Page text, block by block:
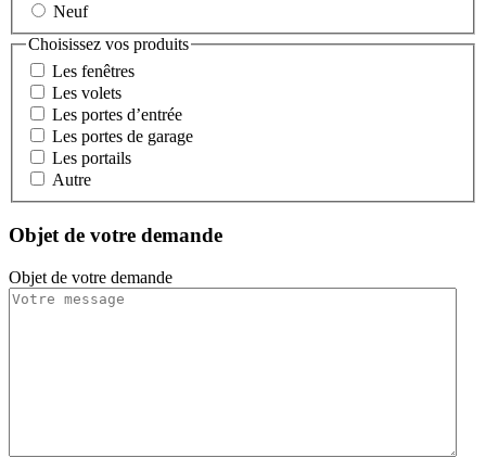
Neuf
Choisissez vos produits
Les fenêtres
Les volets
Les portes d’entrée
Les portes de garage
Les portails
Autre
Objet de votre demande
Objet de votre demande